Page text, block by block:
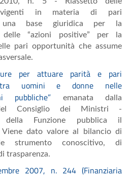
vigenti in materia di pari
una base giuridica per la
delle “azioni positive” per la
pari opportunità che assume
per attuare parità e pari
tra uomini e donne nelle
pubbliche”
emanata dalla
del Consiglio dei Ministri -
della Funzione pubblica il
dato valore al bilancio di
strumento conoscitivo, di
trasparenza.
2007, n. 244 (Finanziaria